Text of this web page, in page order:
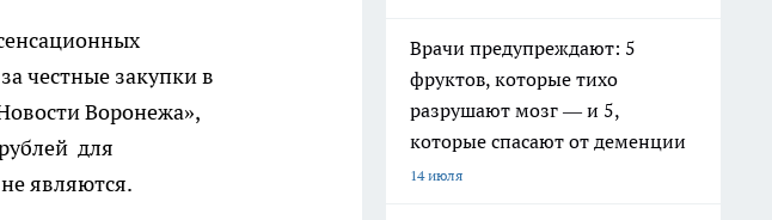
честные закупки в
Воронежа»,
для
являются.
Врачи предупреждают: 5
фруктов, которые тихо
разрушают мозг — и 5,
которые спасают от деменции
14 июля